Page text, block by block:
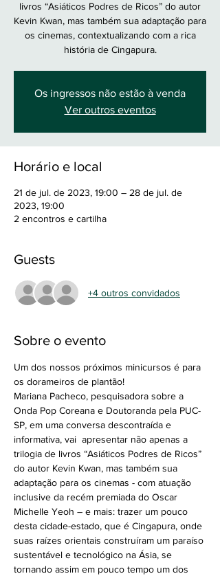
livros “Asiáticos Podres de Ricos” do autor
Kevin Kwan, mas também sua adaptação para
os cinemas, contextualizando com a rica
história de Cingapura.
Os ingressos não estão à venda
Ver outros eventos
Horário e local
21 de jul. de 2023, 19:00 – 28 de jul. de
2023, 19:00
2 encontros e cartilha
Guests
+4 outros convidados
Sobre o evento
Um dos nossos próximos minicursos é para
os dorameiros de plantão!
Mariana Pacheco, pesquisadora sobre a
Onda Pop Coreana e Doutoranda pela PUC-
SP, em uma conversa descontraída e
informativa, vai  apresentar não apenas a
trilogia de livros “Asiáticos Podres de Ricos”
do autor Kevin Kwan, mas também sua
adaptação para os cinemas - com atuação
inclusive da recém premiada do Oscar
Michelle Yeoh – e mais: trazer um pouco
desta cidade-estado, que é Cingapura, onde
suas raízes orientais construíram um paraíso
sustentável e tecnológico na Ásia, se
tornando assim em pouco tempo um dos